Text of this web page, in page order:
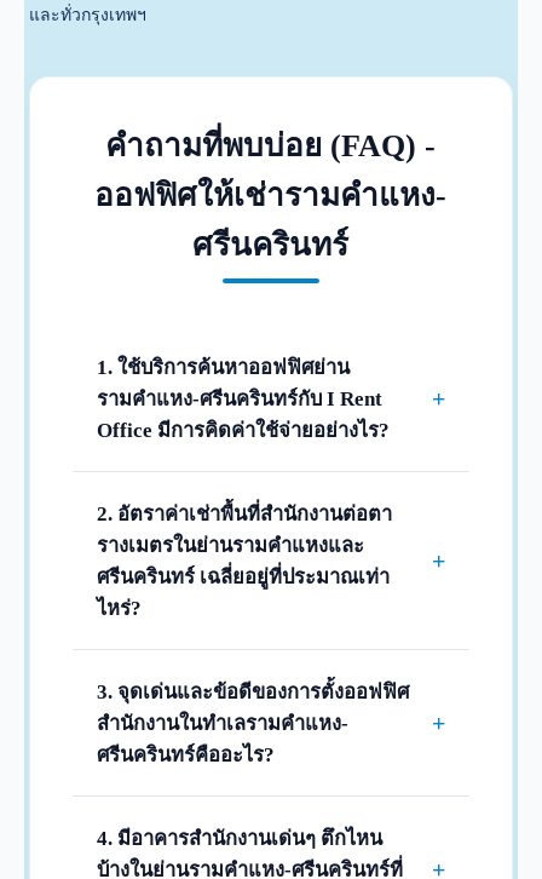
และทั่วกรุงเทพฯ
คำถามที่พบบ่อย (FAQ) -
ออฟฟิศให้เช่ารามคำแหง-
ศรีนครินทร์
1. ใช้บริการค้นหาออฟฟิศย่าน
รามคำแหง-ศรีนครินทร์กับ I Rent
Office มีการคิดค่าใช้จ่ายอย่างไร?
+
เช่าครับ เราให้บริการแนะนำ คัดเลือก ค้นหา
พื้นที่ว่าง และประสานงานพาเข้าชมพื้นที่
สำนักงานจริงในทำเลรามคำแหง ศรีนครินทร์
หัวหมาก และบางกะปิ ฟรี 100% โดยผู้เช่าจะ
2. อัตราค่าเช่าพื้นที่สำนักงานต่อตา
รางเมตรในย่านรามคำแหงและ
ศรีนครินทร์ เฉลี่ยอยู่ที่ประมาณเท่า
ไหร่?
+
และราคาประหยัดกว่าย่านใจกลางเมืองมาก
ครับ โดยอาคารมาตรฐานทั่วไป (Grade B)
ราคาเริ่มต้นจะอยู่ที่ประมาณ 350 - 500 บาท/
ราคาจะอยู่ที่ประมาณ 550 - 750+ บาท/ตร.ม.
ครับ
3. จุดเด่นและข้อดีของการตั้งออฟฟิศ
สำนักงานในทำเลรามคำแหง-
ศรีนครินทร์คืออะไร?
+
ธุรกิจฝั่งตะวันออก (Eastern CBD) ที่เติบโต
อย่างก้าวกระโดด เดินทางสะดวกรวดเร็วด้วย
4. มีอาคารสำนักงานเด่นๆ ตึกไหน
บ้างในย่านรามคำแหง-ศรีนครินทร์ที่
+